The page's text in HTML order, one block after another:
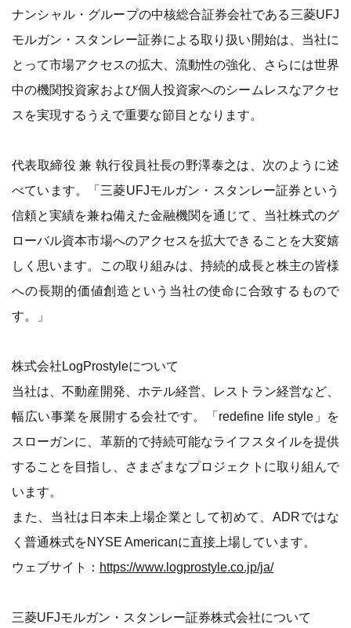
ナンシャル・グループの中核総合証券会社である三菱UFJ
モルガン・スタンレー証券による取り扱い開始は、当社に
とって市場アクセスの拡大、流動性の強化、さらには世界
中の機関投資家および個人投資家へのシームレスなアクセ
スを実現するうえで重要な節目となります。
代表取締役 兼 執行役員社長の野澤泰之は、次のように述
べています。「三菱UFJモルガン・スタンレー証券という
信頼と実績を兼ね備えた金融機関を通じて、当社株式のグ
ローバル資本市場へのアクセスを拡大できることを大変嬉
しく思います。この取り組みは、持続的成長と株主の皆様
への長期的価値創造という当社の使命に合致するもので
す。」
株式会社LogProstyleについて
当社は、不動産開発、ホテル経営、レストラン経営など、
幅広い事業を展開する会社です。「redefine life style」を
スローガンに、革新的で持続可能なライフスタイルを提供
することを目指し、さまざまなプロジェクトに取り組んで
います。
また、当社は日本未上場企業として初めて、ADRではな
く普通株式をNYSE Americanに直接上場しています。
ウェブサイト： https://www.logprostyle.co.jp/ja/
三菱UFJモルガン・スタンレー証券株式会社について